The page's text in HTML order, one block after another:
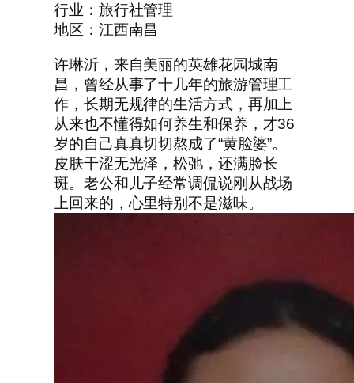
行业：旅行社管理
地区：江西南昌
许琳沂，来自美丽的英雄花园城南
昌，曾经从事了十几年的旅游管理工
作，长期无规律的生活方式，再加上
从来也不懂得如何养生和保养，才36
岁的自己真真切切熬成了“黄脸婆”。
皮肤干涩无光泽，松弛，还满脸长
斑。老公和儿子经常调侃说刚从战场
上回来的，心里特别不是滋味。